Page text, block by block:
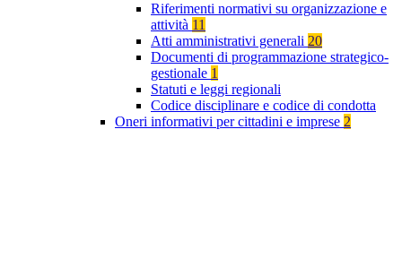
Riferimenti normativi su organizzazione e
attività 11
Atti amministrativi generali 20
Documenti di programmazione strategico-
gestionale 1
Statuti e leggi regionali
Codice disciplinare e codice di condotta
Oneri informativi per cittadini e imprese 2